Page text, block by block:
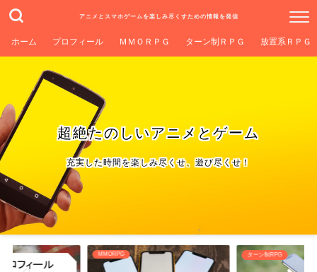
アニメとスマホゲームを楽しみ尽くすための情報を発信
ホーム プロフィール ＭＭＯＲＰＧ ターン制ＲＰＧ 放置系ＲＰＧ
超絶たのしいアニメとゲーム
充実した時間を楽しみ尽くせ、遊び尽くせ！
ターン制RPG 放置系RPG